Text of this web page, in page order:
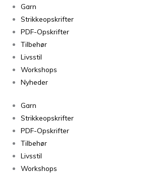
Garn
Strikkeopskrifter
PDF-Opskrifter
Tilbehør
Livsstil
Workshops
Nyheder
Garn
Strikkeopskrifter
PDF-Opskrifter
Tilbehør
Livsstil
Workshops
Julienne
antal